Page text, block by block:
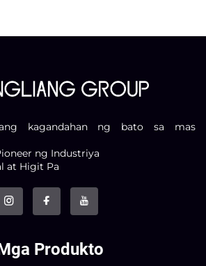
kagandahan ng bato sa mas
ng Industriya
at Higit Pa
Produkto